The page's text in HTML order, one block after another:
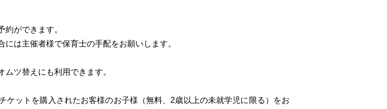
ができます。
は主催者様で保育士の手配をお願いします。
ツ替えにも利用できます。
ケットを購入されたお客様のお子様（無料、2歳以上の未就学児に限る）をお